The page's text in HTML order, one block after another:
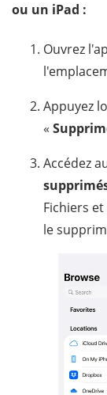
ou un iPad :
Ouvrez
Appuyez
«
Accédez
Fichiers
le